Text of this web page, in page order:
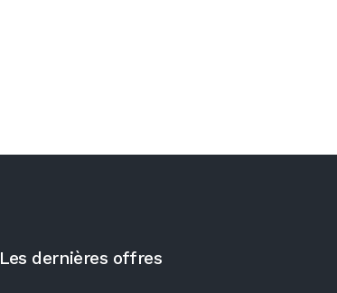
Les dernières offres